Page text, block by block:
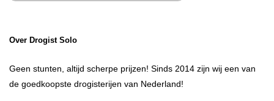
Over Drogist Solo
Geen stunten, altijd scherpe prijzen! Sinds 2014 zijn wij een van
de goedkoopste drogisterijen van Nederland!